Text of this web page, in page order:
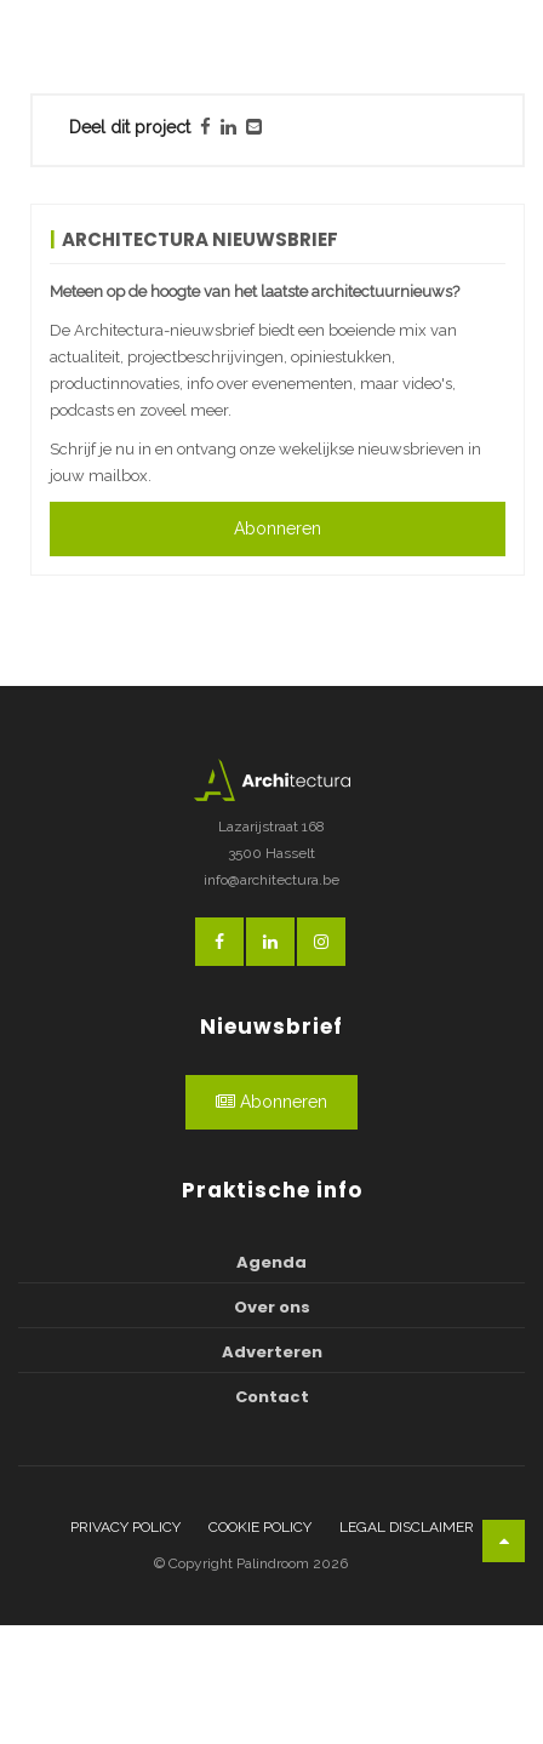
Deel dit project
ARCHITECTURA NIEUWSBRIEF
Meteen op de hoogte van het laatste architectuurnieuws?
De Architectura-nieuwsbrief biedt een boeiende mix van
actualiteit, projectbeschrijvingen, opiniestukken,
productinnovaties, info over evenementen, maar video's,
podcasts en zoveel meer.
Schrijf je nu in en ontvang onze wekelijkse nieuwsbrieven in
jouw mailbox.
Abonneren
Lazarijstraat 168
3500 Hasselt
info@architectura.be
Nieuwsbrief
Abonneren
Praktische info
Agenda
Over ons
Adverteren
Contact
PRIVACY POLICY COOKIE POLICY LEGAL DISCLAIMER
© Copyright Palindroom 2026